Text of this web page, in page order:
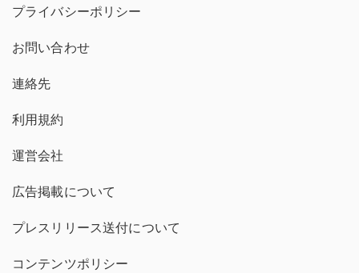
プライバシーポリシー
お問い合わせ
連絡先
利用規約
運営会社
広告掲載について
プレスリリース送付について
コンテンツポリシー